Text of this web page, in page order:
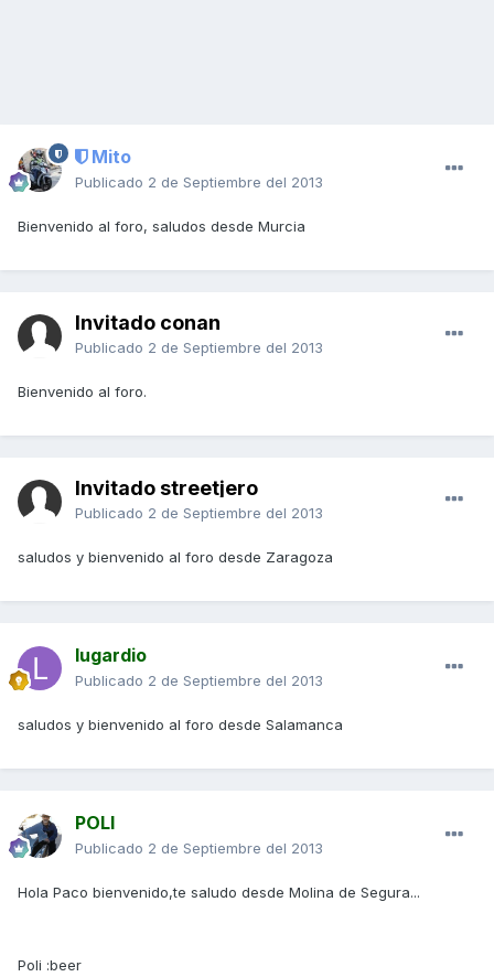
Mito
Publicado 2 de Septiembre del 2013
Bienvenido al foro, saludos desde Murcia
Invitado conan
Publicado 2 de Septiembre del 2013
Bienvenido al foro.
Invitado streetjero
Publicado 2 de Septiembre del 2013
saludos y bienvenido al foro desde Zaragoza
lugardio
Publicado 2 de Septiembre del 2013
saludos y bienvenido al foro desde Salamanca
POLI
Publicado 2 de Septiembre del 2013
Hola Paco bienvenido,te saludo desde Molina de Segura...
Poli :beer